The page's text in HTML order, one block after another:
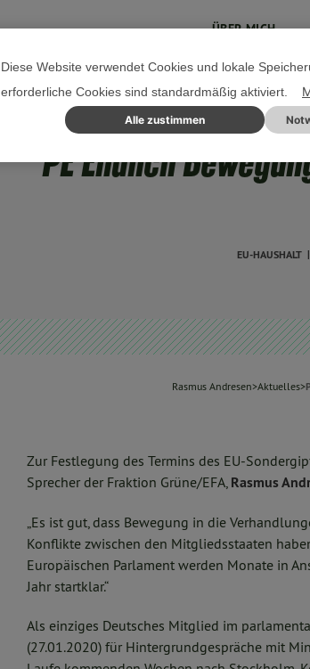
ÜBER MICH
PE Endlich
EU-HAUSHALT
Rasmus Andresen>Aktuelles>
Zur Festlegung des Termins des EU-
Sprecher der Fraktion Grüne/EFA, Rasmus
„Es ist gut, dass Bewegung in die
Konflikte zwischen den Mitgliedsstaaten
Europäischen Parlament werden Monate in
Jahr startklar.“
Als einziges Deutsches Mitglied im
(27.01.2020) für Hintergrundgespräche mit
Diese Website verwendet Cookies und lokale
erforderliche Cookies sind standardmäßig aktiviert.
Alle zustimmen